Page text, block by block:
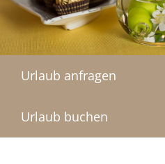
Urlaub anfragen
Urlaub buchen